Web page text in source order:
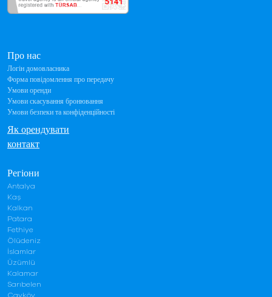
Регіони
Antalya
Kaş
Kalkan
Patara
Fethiye
Ölüdeniz
İslamlar
Üzümlü
Kalamar
Sarıbelen
Çayköy
Про нас
Логін домовласника
Форма повідомлення про передачу
Умови оренди
Умови скасування бронювання
Умови безпеки та конфіденційності
Як орендувати
контакт